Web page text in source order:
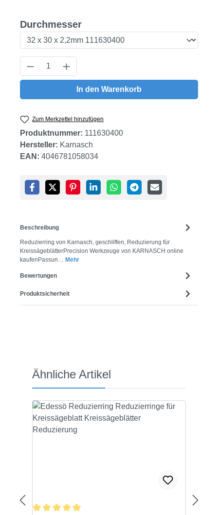
Durchmesserauswählen
Produkt Anzahl: Gib den gewünschten
In den Warenkorb
Zum Merkzettel hinzufügen
Produktnummer: 111630400
Hersteller: Karnasch
EAN: 4046781058034
Beschreibung
Reduzierring von Karnasch, geschliffen, Reduzierung für
KreissägeblätterPrecision Werkzeuge von KARNASCH online
kaufenPassun… Mehr
Bewertungen
Produktsicherheit
Produktgalerie überspringen
Ähnliche Artikel